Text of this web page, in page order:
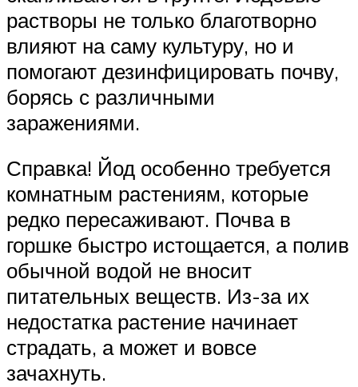
растворы не только благотворно
влияют на саму культуру, но и
помогают дезинфицировать почву,
борясь с различными
заражениями.
Справка! Йод особенно требуется
комнатным растениям, которые
редко пересаживают. Почва в
горшке быстро истощается, а полив
обычной водой не вносит
питательных веществ. Из-за их
недостатка растение начинает
страдать, а может и вовсе
зачахнуть.